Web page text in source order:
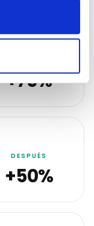
+75%
DESPUÉS
+50%